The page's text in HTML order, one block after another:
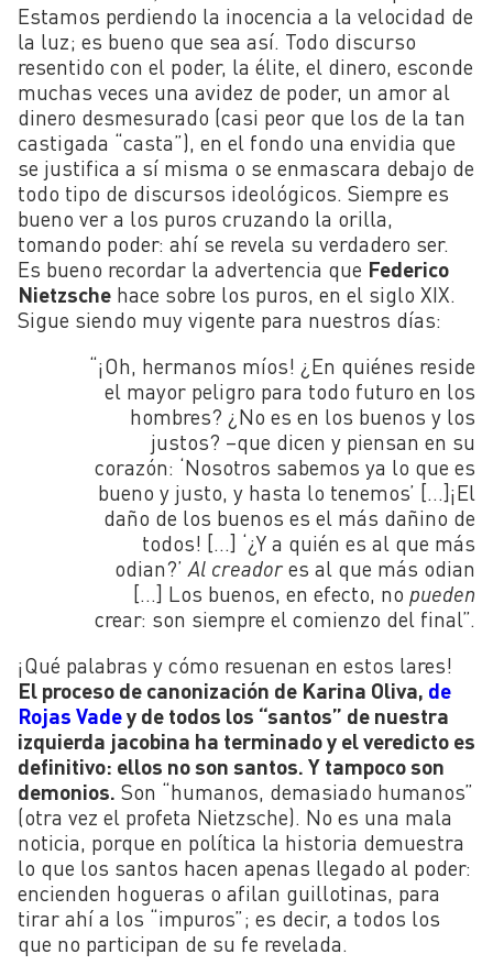
Estamos perdiendo la inocencia a la velocidad de
la luz; es bueno que sea así. Todo discurso
resentido con el poder, la élite, el dinero, esconde
muchas veces una avidez de poder, un amor al
dinero desmesurado (casi peor que los de la tan
castigada “casta”), en el fondo una envidia que
se justifica a sí misma o se enmascara debajo de
todo tipo de discursos ideológicos. Siempre es
bueno ver a los puros cruzando la orilla,
tomando poder: ahí se revela su verdadero ser.
Es bueno recordar la advertencia que Federico
Nietzsche hace sobre los puros, en el siglo XIX.
Sigue siendo muy vigente para nuestros días:
“¡Oh, hermanos míos! ¿En quiénes reside
el mayor peligro para todo futuro en los
hombres? ¿No es en los buenos y los
justos? –que dicen y piensan en su
corazón: ‘Nosotros sabemos ya lo que es
bueno y justo, y hasta lo tenemos’ […]¡El
daño de los buenos es el más dañino de
todos! […] ‘¿Y a quién es al que más
odian?’ Al creador es al que más odian
[…] Los buenos, en efecto, no pueden
crear: son siempre el comienzo del final”.
¡Qué palabras y cómo resuenan en estos lares!
El proceso de canonización de Karina Oliva, de
Rojas Vadey de todos los “santos” de nuestra
izquierda jacobina ha terminado y el veredicto es
definitivo: ellos no son santos. Y tampoco son
demonios. Son “humanos, demasiado humanos”
(otra vez el profeta Nietzsche). No es una mala
noticia, porque en política la historia demuestra
lo que los santos hacen apenas llegado al poder:
encienden hogueras o afilan guillotinas, para
tirar ahí a los “impuros”; es decir, a todos los
que no participan de su fe revelada.